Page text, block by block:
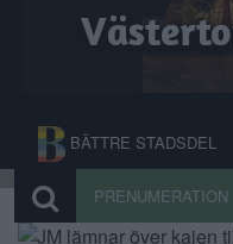
BÄTTRE STADSDEL
PRENUMERATION